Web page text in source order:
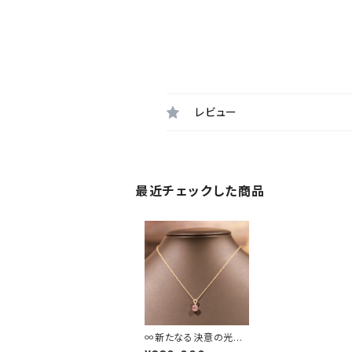
レビュー
最近チェックした商品
∞新たなる決意の光ト
∞